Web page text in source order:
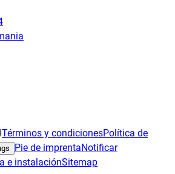
Términos y condicionesPolítica de
Pie de imprentaNotificar
e instalaciónSitemap